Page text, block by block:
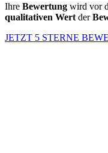
Ihre Bewertung wird vor
qualitativen Wert der
JETZT 5 STERNE